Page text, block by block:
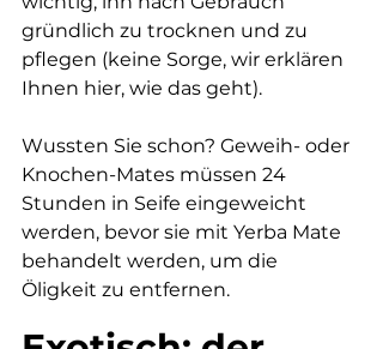
gründlich zu trocknen und zu
pflegen (keine Sorge, wir erklären
Ihnen hier, wie das geht).
Wussten Sie schon? Geweih- oder
Knochen-Mates müssen 24
Stunden in Seife eingeweicht
werden, bevor sie mit Yerba Mate
behandelt werden, um die
Öligkeit zu entfernen.